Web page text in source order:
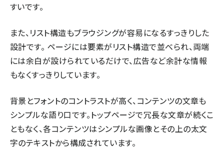
すいです。
また、リスト構造もブラウジングが容易になるすっきりした
設計です。 ページには要素がリスト構造で並べられ、両端
には余白が設けられているだけで、広告など余計な情報
もなくすっきりしています。
背景とフォントのコントラストが高く、コンテンツの文章も
シンプルな語り口です。トップページで冗長な文章が続くこ
ともなく、各コンテンツはシンプルな画像とその上の太文
字のテキストから構成されています。